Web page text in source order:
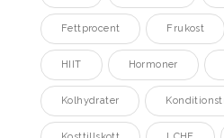
Fettprocent Frukost
HIIT Hormoner
Kolhydrater